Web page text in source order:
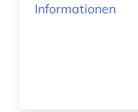
Informationen